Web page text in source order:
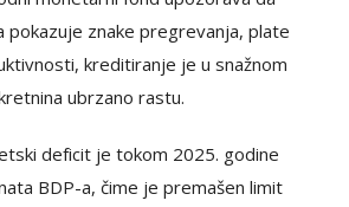
pokazuje znake pregrevanja, plate
kreditiranje je u snažnom
ubrzano rastu.
deficit je tokom 2025. godine
BDP-a, čime je premašen limit